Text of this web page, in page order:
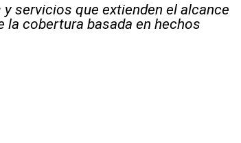
servicios que extienden el alcance
la cobertura basada en hechos